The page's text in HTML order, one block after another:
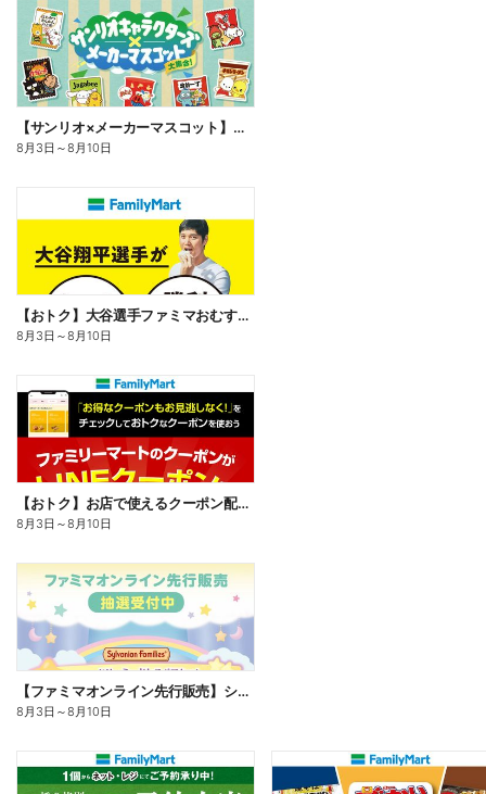
【サンリオ×メーカーマスコット】オリジナルグッズ貰える!
8月3日 ～8月10日
【おトク】大谷選手ファミマおむすび割
8月3日 ～8月10日
【おトク】お店で使えるクーポン配信中
8月3日 ～8月10日
【ファミマオンライン先行販売】シルバニアファミリー
8月3日 ～8月10日